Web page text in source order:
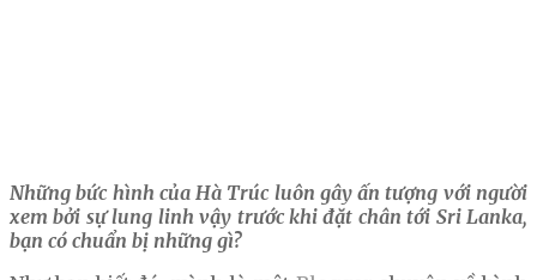
Những bức hình của Hà Trúc luôn gây ấn tượng với người
xem bởi sự lung linh vậy trước khi đặt chân tới Sri Lanka,
bạn có chuẩn bị những gì?